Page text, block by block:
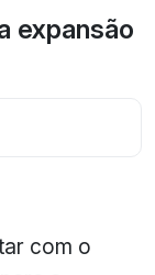
expansão
com o